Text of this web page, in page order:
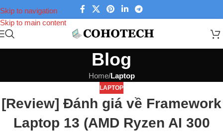
Skip to navigation
Skip to main content
Blog
Home/Laptop
LAPTOP
[Review] Đánh giá về Framework
Laptop 13 (AMD Ryzen AI 300